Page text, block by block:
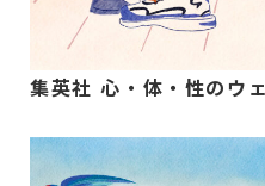
集英社 心・体・性のウ